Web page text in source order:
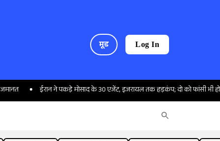
मूड Log In
ईरान ने पकड़े मोसाद के 30 एजेंट, इजरायल तक हड़कंप; दो को फांसी भी हो चुकी